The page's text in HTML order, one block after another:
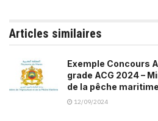
Articles similaires
Exemple Concours
grade ACG 2024 –
de la pêche maritime
12/09/2024